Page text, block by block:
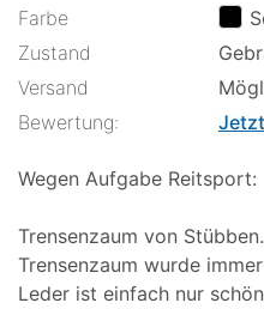
Farbe
Zustand
Versand
Bewertung:
Wegen Aufgabe Reitsport:
Trensenzaum von
Trensenzaum wurde
Leder ist einfach nur